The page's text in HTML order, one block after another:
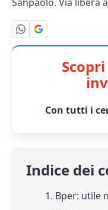
Con tutti i
Indice dei
1. Bper: utile